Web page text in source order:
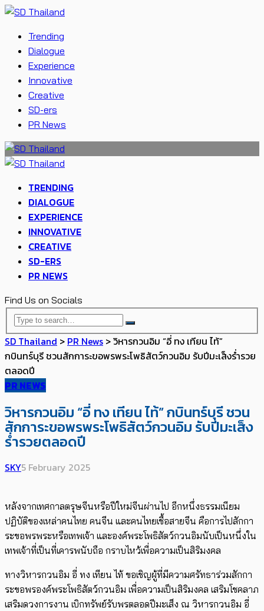
Trending
Dialogue
Experience
Innovative
Creative
SD-ers
PR News
TRENDING
DIALOGUE
EXPERIENCE
INNOVATIVE
CREATIVE
SD-ERS
PR NEWS
Find Us on Socials
SD Thailand > PR News >วิหารกวนอิม “อี่ ทง เทียน ไท้”
กบินทร์บุรี ชวนสักการะขอพรพระโพธิสัตว์กวนอิม รับปีมะเส็งร่ำรวย
ตลอดปี
PR NEWS
วิหารกวนอิม “อี่ ทง เทียน ไท้” กบินทร์บุรี ชวน
สักการะขอพรพระโพธิสัตว์กวนอิม รับปีมะเส็ง
ร่ำรวยตลอดปี
SKY5 February 2025
หลังจากเทศกาลตรุษจีนหรือปีใหม่จีนผ่านไป อีกหนึ่งธรรมเนียม
ปฏิบัติของเหล่าคนไทย คนจีน และคนไทยเชื้อสายจีน คือการไปสักกา
ระขอพรพระหรือเทพเจ้า และองค์พระโพธิสัตว์กวนอิมนับเป็นหนึ่งใน
เทพเจ้าที่เป็นที่เคารพนับถือ กราบไหว้เพื่อความเป็นสิริมงคล
ทางวิหารกวนอิม อี่ ทง เทียน ไท้ ขอเชิญผู้ที่มีความศรัทธาร่วมสักกา
ระขอพรองค์พระโพธิสัตว์กวนอิม เพื่อความเป็นสิริมงคล เสริมโชคลาภ
เสริมดวงการงาน เบิกทรัพย์รับพรตลอดปีมะเส็ง ณ วิหารกวนอิม อี่